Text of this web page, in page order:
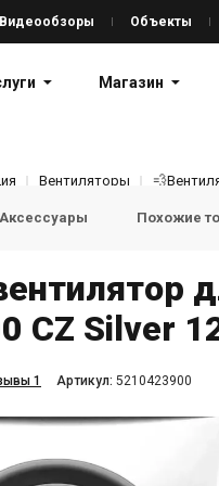
Видеообзоры Объекты
Магазин
Вентиляторы
Аксессуары Похожие
CZ Silver
1 Aртикул: 5210423900